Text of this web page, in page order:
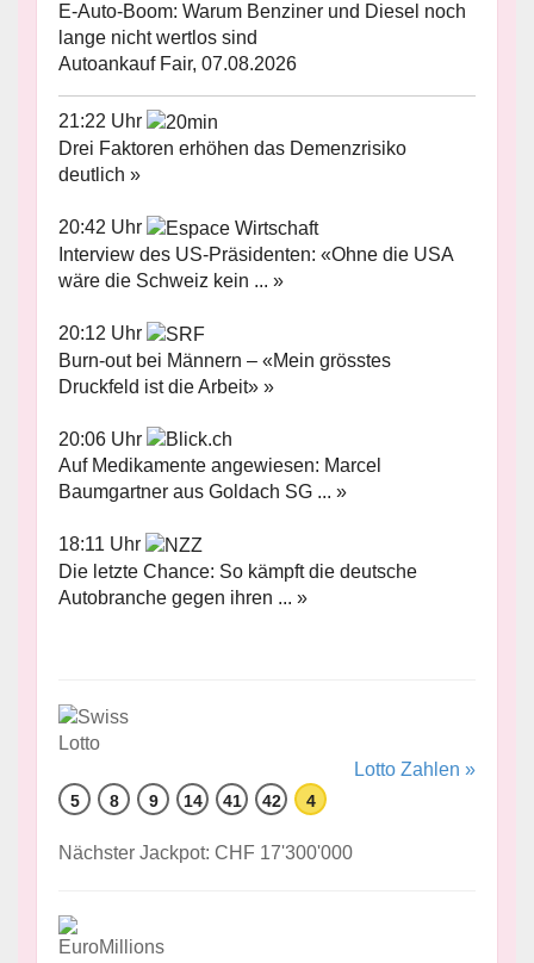
E-Auto-Boom: Warum Benziner und Diesel noch
lange nicht wertlos sind
Autoankauf Fair, 07.08.2026
21:22 Uhr
Drei Faktoren erhöhen das Demenzrisiko
deutlich »
20:42 Uhr
Interview des US-Präsidenten: «Ohne die USA
wäre die Schweiz kein ... »
20:12 Uhr
Burn-out bei Männern – «Mein grösstes
Druckfeld ist die Arbeit» »
20:06 Uhr
Auf Medikamente angewiesen: Marcel
Baumgartner aus Goldach SG ... »
18:11 Uhr
Die letzte Chance: So kämpft die deutsche
Autobranche gegen ihren ... »
Lotto Zahlen »
5 8 9 14 41 42 4
Nächster Jackpot: CHF 17'300'000